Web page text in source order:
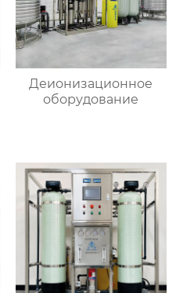
Деионизационное
оборудование